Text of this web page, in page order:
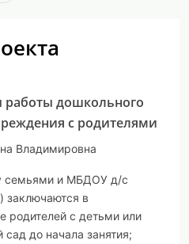
дошкольного
с родителями
Владимировна
семьями и МБДОУ д/с
заключаются в
родителей с детьми или
сад до начала занятия;